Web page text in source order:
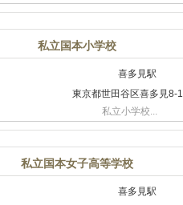
私立国本小学校
喜多見駅
東京都世田谷区喜多見8-
私立小学校...
私立国本女子高等学校
喜多見駅